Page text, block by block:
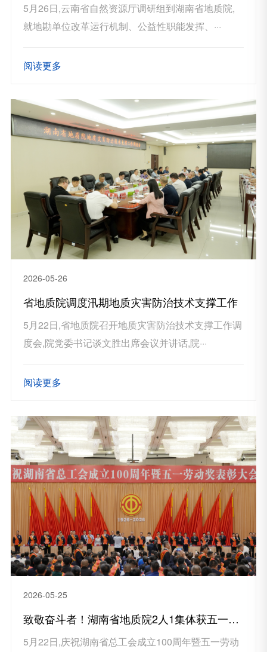
5月26日,云南省自然资源厅调研组到湖南省地质院,
就地勘单位改革运行机制、公益性职能发挥、···
阅读更多
2026-05-26
省地质院调度汛期地质灾害防治技术支撑工作
5月22日,省地质院召开地质灾害防治技术支撑工作调
度会,院党委书记谈文胜出席会议并讲话,院···
阅读更多
2026-05-25
致敬奋斗者！湖南省地质院2人1集体获五一劳动奖表彰
5月22日,庆祝湖南省总工会成立100周年暨五一劳动